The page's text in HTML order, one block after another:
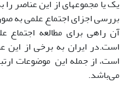
یک یا مجموعه­ای از این عناصر
بررسی اجزای اجتماع علمی به
آن راهی برای مطالعه اجتماع
است.در ایران به برخی از
است، از جمله این موضوعات
می‌باشد.